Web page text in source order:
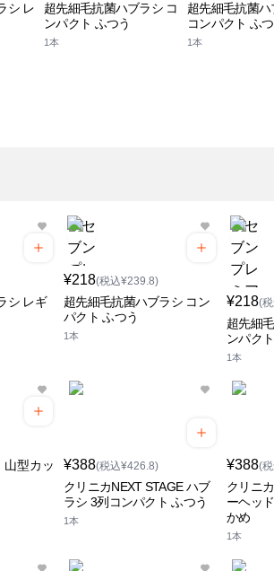
シ レ
超先細毛抗菌ハブラシ コ
ンパクト ふつう
1本
超先細毛抗菌ハ
コンパクト ふつ
1本
シ レギ
¥218(税込¥239.8)
超先細毛抗菌ハブラシ コン
パクト ふつう
1本
¥218(
超先細
ンパク
1本
山型カッ
¥388(税込¥426.8)
クリニカNEXT STAGE ハブ
ラシ 3列コンパクト ふつう
1本
¥388(
クリニ
ーヘッ
かめ
1本